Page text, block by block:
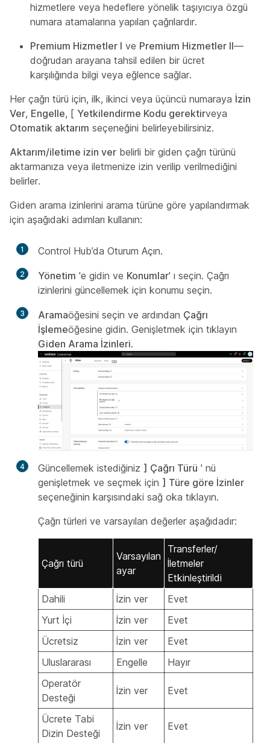
hizmetlere veya hedeflere yönelik taşıyıcıya özgü
numara atamalarına yapılan çağrılardır.
Premium Hizmetler I ve Premium Hizmetler II—
doğrudan arayana tahsil edilen bir ücret
karşılığında bilgi veya eğlence sağlar.
Her çağrı türü için, ilk, ikinci veya üçüncü numaraya İzin
Ver, Engelle, [ Yetkilendirme Kodu gerektirveya
Otomatik aktarım seçeneğini belirleyebilirsiniz.
Aktarım/iletime izin ver belirli bir giden çağrı türünü
aktarmanıza veya iletmenize izin verilip verilmediğini
belirler.
Giden arama izinlerini arama türüne göre yapılandırmak
için aşağıdaki adımları kullanın:
1 Control Hub’da Oturum Açın.
2 Yönetim 'e gidin ve Konumlar' ı seçin. Çağrı
izinlerini güncellemek için konumu seçin.
3 Aramaöğesini seçin ve ardından Çağrı
İşlemeöğesine gidin. Genişletmek için tıklayın
Giden Arama İzinleri.
4 Güncellemek istediğiniz ] Çağrı Türü ' nü
genişletmek ve seçmek için ] Türe göre İzinler
seçeneğinin karşısındaki sağ oka tıklayın.
Çağrı türleri ve varsayılan değerler aşağıdadır:
Çağrı türü
Varsayılan
ayar
Transferler/
İletmeler
Etkinleştirildi
Dahili
İzin ver
Evet
Yurt İçi
İzin ver
Evet
Ücretsiz
İzin ver
Evet
Uluslararası
Engelle
Hayır
Operatör
Desteği
İzin ver Evet
Ücrete Tabi
Dizin Desteği
İzin ver Evet